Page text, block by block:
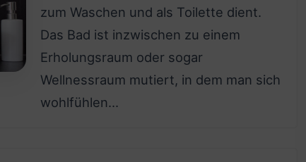
zum Waschen und als Toilette dient.
Das Bad ist inzwischen zu einem
Erholungsraum oder sogar
Wellnessraum mutiert, in dem man sich
wohlfühlen…